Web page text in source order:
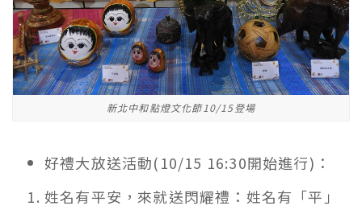
新北中和點燈文化節10/15登場
好禮大放送活動(10/15 16:30開始進行)：
姓名有平安，來就送閃耀禮：姓名有「平」